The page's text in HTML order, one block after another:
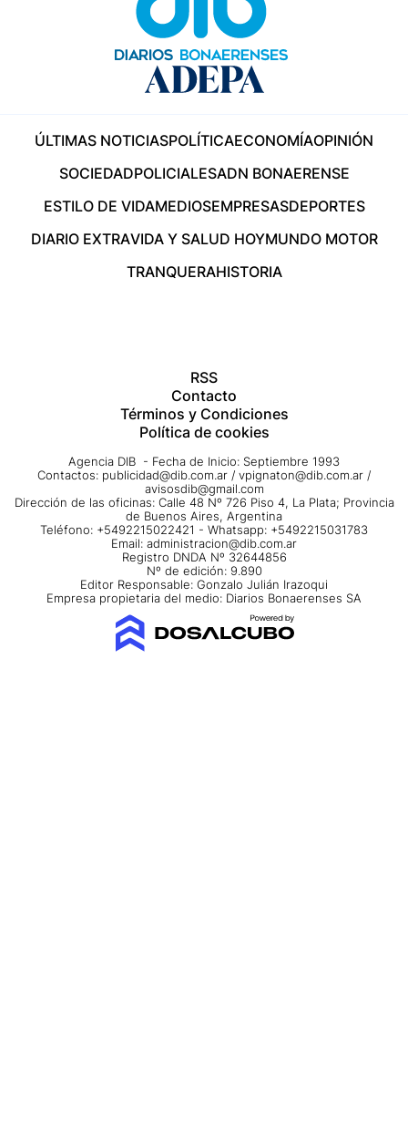
ÚLTIMAS NOTICIASPOLÍTICAECONOMÍAOPINIÓN
SOCIEDADPOLICIALESADN BONAERENSE
ESTILO DE VIDAMEDIOSEMPRESASDEPORTES
DIARIO EXTRAVIDA Y SALUD HOYMUNDO MOTOR
TRANQUERAHISTORIA
RSS
Contacto
Términos y Condiciones
Política de cookies
Agencia DIB - Fecha de Inicio: Septiembre 1993
Contactos: publicidad@dib.com.ar / vpignaton@dib.com.ar /
avisosdib@gmail.com
Dirección de las oficinas: Calle 48 Nº 726 Piso 4, La Plata; Provincia
de Buenos Aires, Argentina
Teléfono: +5492215022421 - Whatsapp: +5492215031783
Email: administracion@dib.com.ar
Registro DNDA Nº 32644856
Nº de edición: 9.890
Editor Responsable: Gonzalo Julián Irazoqui
Empresa propietaria del medio: Diarios Bonaerenses SA